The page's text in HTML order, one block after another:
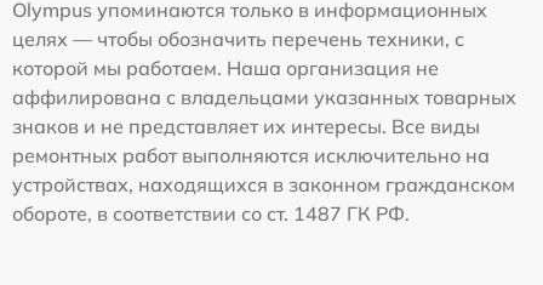
Olympus упоминаются только в информационных
целях — чтобы обозначить перечень техники, с
которой мы работаем. Наша организация не
аффилирована с владельцами указанных товарных
знаков и не представляет их интересы. Все виды
ремонтных работ выполняются исключительно на
устройствах, находящихся в законном гражданском
обороте, в соответствии со ст. 1487 ГК РФ.